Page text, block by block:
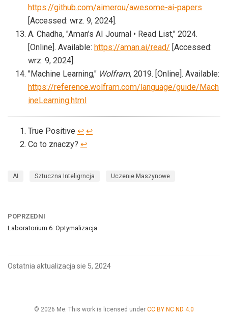
https://github.com/aimerou/awesome-ai-papers
[Accessed: wrz. 9, 2024].
A. Chadha, Aman’s AI Journal • Read List, 2024.
[Online]. Available: https://aman.ai/read/ [Accessed:
wrz. 9, 2024].
Machine Learning,
Wolfram, 2019. [Online]. Available:
https://reference.wolfram.com/language/guide/Mach
ineLearning.html
True Positive ↩︎ ↩︎
Co to znaczy? ↩︎
AI Sztuczna Inteligrncja Uczenie Maszynowe
POPRZEDNI
Laboratorium 6: Optymalizacja
Ostatnia aktualizacja sie 5, 2024
© 2026 Me. This work is licensed under CC BY NC ND 4.0